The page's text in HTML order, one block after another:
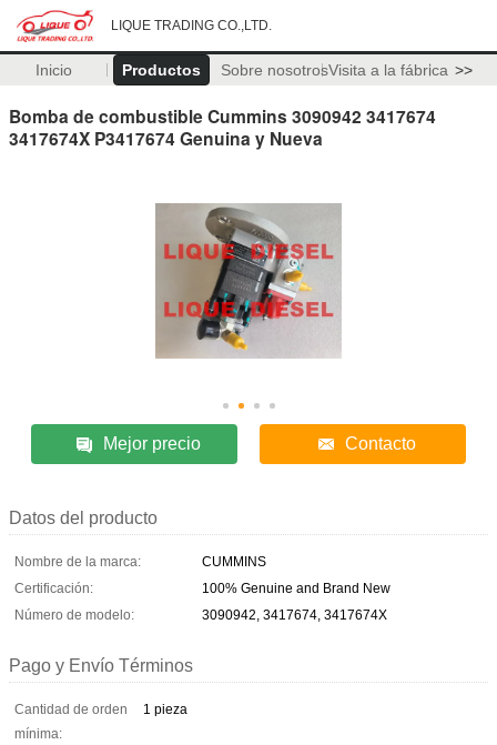
LIQUE TRADING CO.,LTD.
Inicio Productos Sobre nosotrosVisita a la fábrica >>
Bomba de combustible Cummins 3090942 3417674
3417674X P3417674 Genuina y Nueva
Mejor precio Contacto
Datos del producto
Nombre de la marca:
CUMMINS
Certificación:
100% Genuine and Brand New
Número de modelo:
3090942, 3417674, 3417674X
Pago y Envío Términos
Cantidad de orden
mínima:
1 pieza